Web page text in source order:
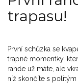
trapasu!
První schůzka se
trapné momentky,
rande už máte, ale
níž skončíte s